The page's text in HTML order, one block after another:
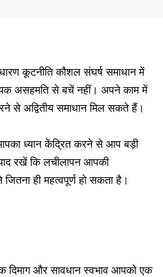
कूटनीति कौशल संघर्ष समाधान में
असहमति से बचें नहीं। अपने काम में
से अद्वितीय समाधान मिल सकते हैं।
ध्यान केंद्रित करने से आप बड़ी
रखें कि लचीलापन आपकी
जितना ही महत्वपूर्ण हो सकता है।
दिमाग और सावधान स्वभाव आपको एक